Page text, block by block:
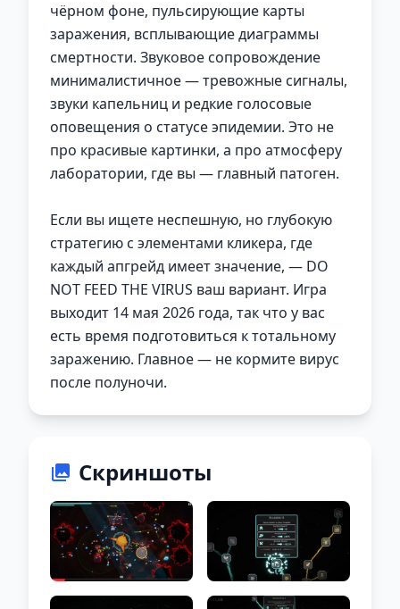
чёрном фоне, пульсирующие карты
заражения, всплывающие диаграммы
смертности. Звуковое сопровождение
минималистичное — тревожные сигналы,
звуки капельниц и редкие голосовые
оповещения о статусе эпидемии. Это не
про красивые картинки, а про атмосферу
лаборатории, где вы — главный патоген.
Если вы ищете неспешную, но глубокую
стратегию с элементами кликера, где
каждый апгрейд имеет значение, — DO
NOT FEED THE VIRUS ваш вариант. Игра
выходит 14 мая 2026 года, так что у вас
есть время подготовиться к тотальному
заражению. Главное — не кормите вирус
после полуночи.
Скриншоты